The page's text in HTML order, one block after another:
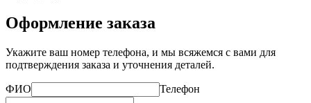
Оформление заказа
Укажите ваш номер телефона, и мы всяжемся с вами для
подтверждения заказа и уточнения деталей.
ФИО Телефон